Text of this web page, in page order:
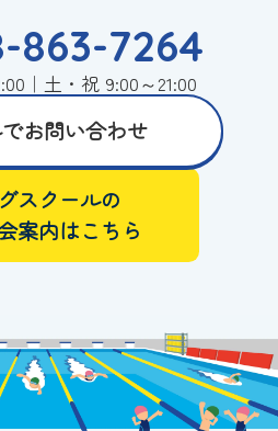
863-7264
｜土・祝 9:00～21:00
お問い合わせ
スクールの
案内はこちら